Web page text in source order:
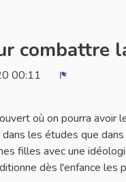
combattre
00:11
où on pourra avoir
les études que
filles avec une
dès l'enfance